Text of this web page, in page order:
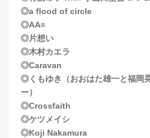
◎a flood of circle
◎AA=
◎片想い
◎木村カエラ
◎Caravan
◎くもゆき（おおはた雄一と福岡
ー）
◎Crossfaith
◎ケツメイシ
◎Koji Nakamura